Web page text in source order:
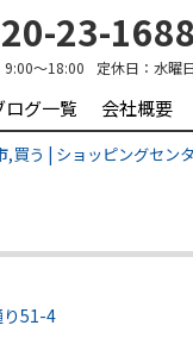
23-1688
9:00～18:00 定休日： 水曜
ログ一覧 会社概要
,買う | ショッピングセン
り51-4